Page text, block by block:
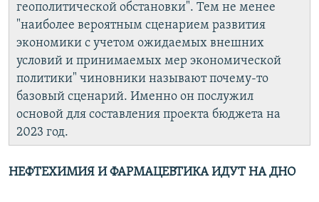
геополитической обстановки". Тем не менее
"наиболее вероятным сценарием развития
экономики с учетом ожидаемых внешних
условий и принимаемых мер экономической
политики" чиновники называют почему-то
базовый сценарий. Именно он послужил
основой для составления проекта бюджета на
2023 год.
НЕФТЕХИМИЯ И ФАРМАЦЕВТИКА ИДУТ НА ДНО